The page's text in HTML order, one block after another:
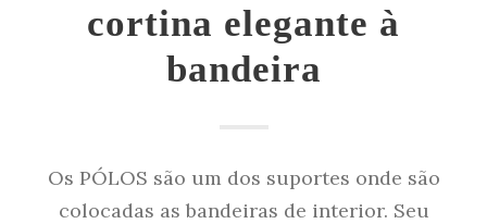
cortina elegante à
bandeira
Os PÓLOS são um dos suportes onde são
colocadas as bandeiras de interior. Seu